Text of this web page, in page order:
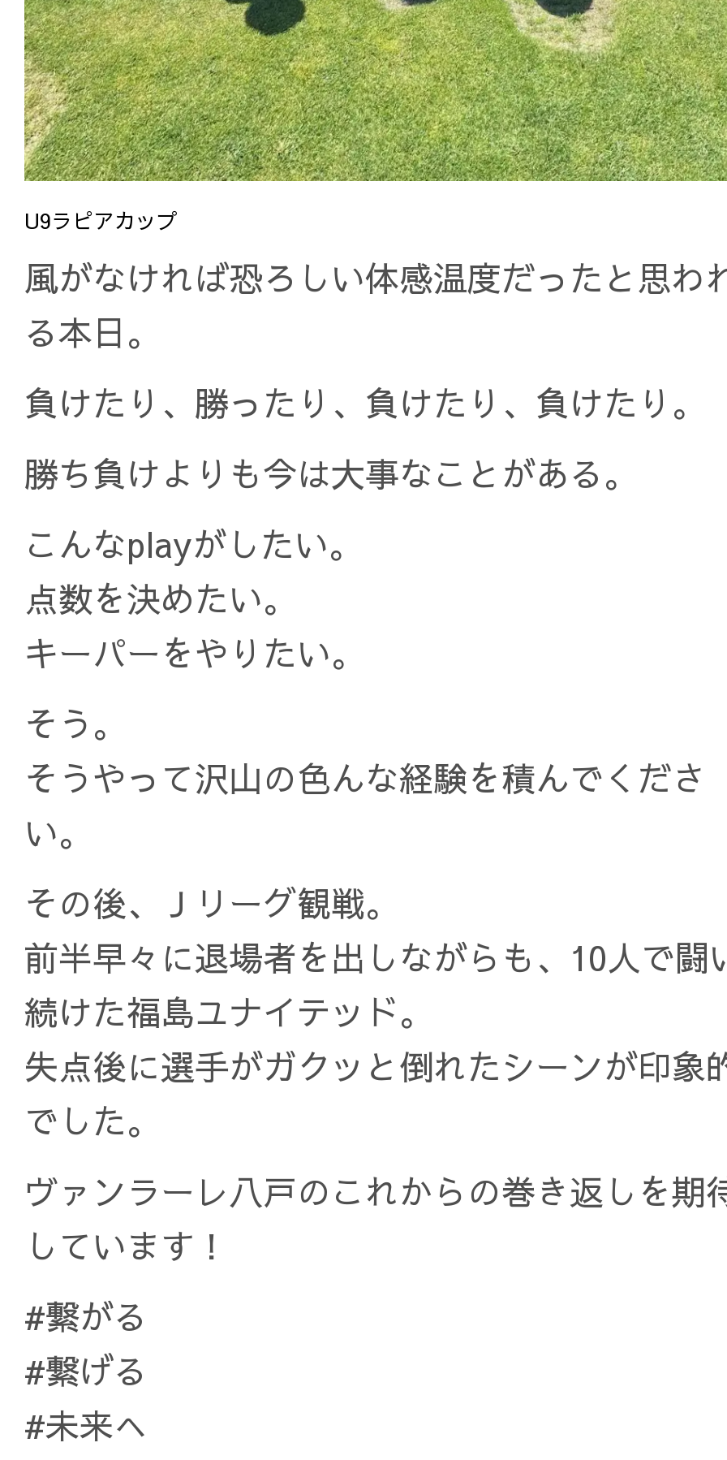
U9ラピアカップ
風がなければ恐ろしい体感温度だったと思わ
る本日。
負けたり、勝ったり、負けたり、負けたり。
勝ち負けよりも今は大事なことがある。
こんなplayがしたい。
点数を決めたい。
キーパーをやりたい。
そう。
そうやって沢山の色んな経験を積んでくださ
い。
その後、Ｊリーグ観戦。
前半早々に退場者を出しながらも、10人で闘
続けた福島ユナイテッド。
失点後に選手がガクッと倒れたシーンが印象
でした。
ヴァンラーレ八戸のこれからの巻き返しを期
しています！
#繋がる
#繋げる
#未来へ